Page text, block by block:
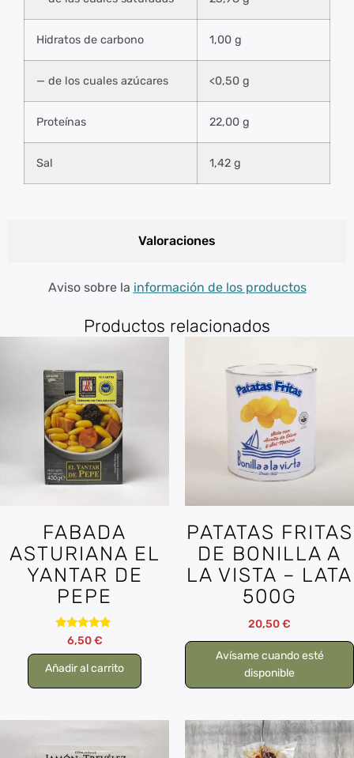
Valoraciones
Hidratos de carbono 1,00 g
— de los cuales azúcares <0,50 g
Proteínas 22,00 g
Sal 1,42 g
Aviso sobre la información de los productos
Productos relacionados
FABADA
ASTURIANA EL
YANTAR DE
PEPE
Valorado
con
4.67
de 5
6,50€
Añadir al carrito
PATATAS FRITAS
DE BONILLA A
LA VISTA – LATA
500G
20,50€
Avísame cuando esté
disponible